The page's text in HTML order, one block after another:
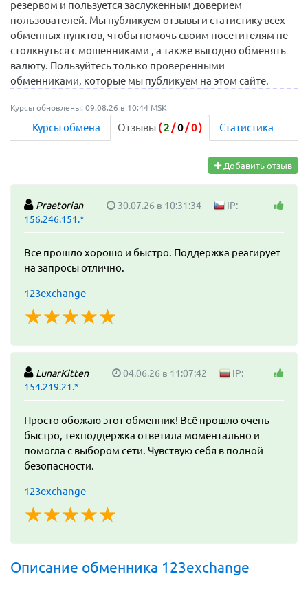
резервом и пользуется заслуженным доверием
пользователей. Мы публикуем отзывы и статистику всех
обменных пунктов, чтобы помочь своим посетителям не
столкнуться с мошенниками , а также выгодно обменять
валюту. Пользуйтесь только проверенными
обменниками, которые мы публикуем на этом сайте.
Курсы обновлены: 09.08.26 в 10:44 MSK
Курсы обмена Отзывы ( 2/0/0) Статистика
Добавить отзыв
Praetorian 30.07.26 в 10:31:34
IP:
156.246.151.*
Все прошло хорошо и быстро. Поддержка реагирует
на запросы отлично.
123exchange
☆☆☆☆☆
★★★★★
LunarKitten 04.06.26 в 11:07:42
IP:
154.219.21.*
Просто обожаю этот обменник! Всё прошло очень
быстро, техподдержка ответила моментально и
помогла с выбором сети. Чувствую себя в полной
безопасности.
123exchange
☆☆☆☆☆
★★★★★
Описание обменника 123exchange